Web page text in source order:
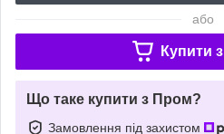
або
Купити з
Що таке купити з Пром?
Замовлення під захистом